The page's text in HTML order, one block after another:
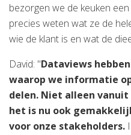
bezorgen we de keuken
precies weten wat ze de
wie de klant is en wat de
David: "Dataviews
waarop we informatie
delen. Niet alleen
het is nu ook
voor onze stakeholders.